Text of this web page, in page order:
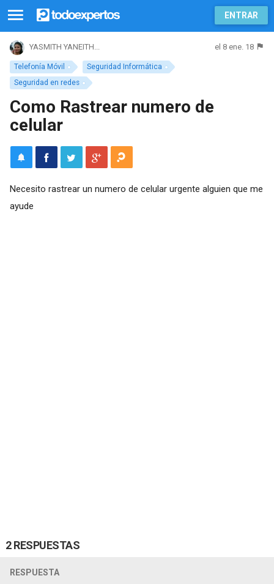
ENTRAR
Telefonía Móvil
Seguridad Informática
Seguridad en redes
YASMITH YANEITH... el 8 ene. 18
Como Rastrear numero de
celular
Necesito rastrear un numero de celular urgente alguien que me
ayude
2 RESPUESTAS
RESPUESTA